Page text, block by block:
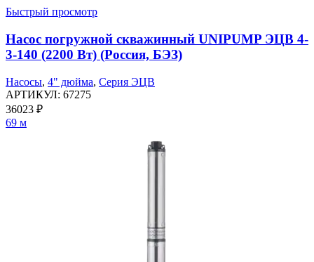
Быстрый просмотр
Насос погружной скважинный UNIPUMP ЭЦВ 4-
3-140 (2200 Вт) (Россия, БЭЗ)
Насосы, 4" дюйма, Серия ЭЦВ
АРТИКУЛ: 67275
36023 ₽
69 м